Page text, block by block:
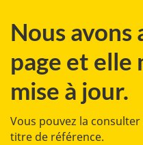
Nous
page et elle
mise à jour.
Vous pouvez la
titre de référence.